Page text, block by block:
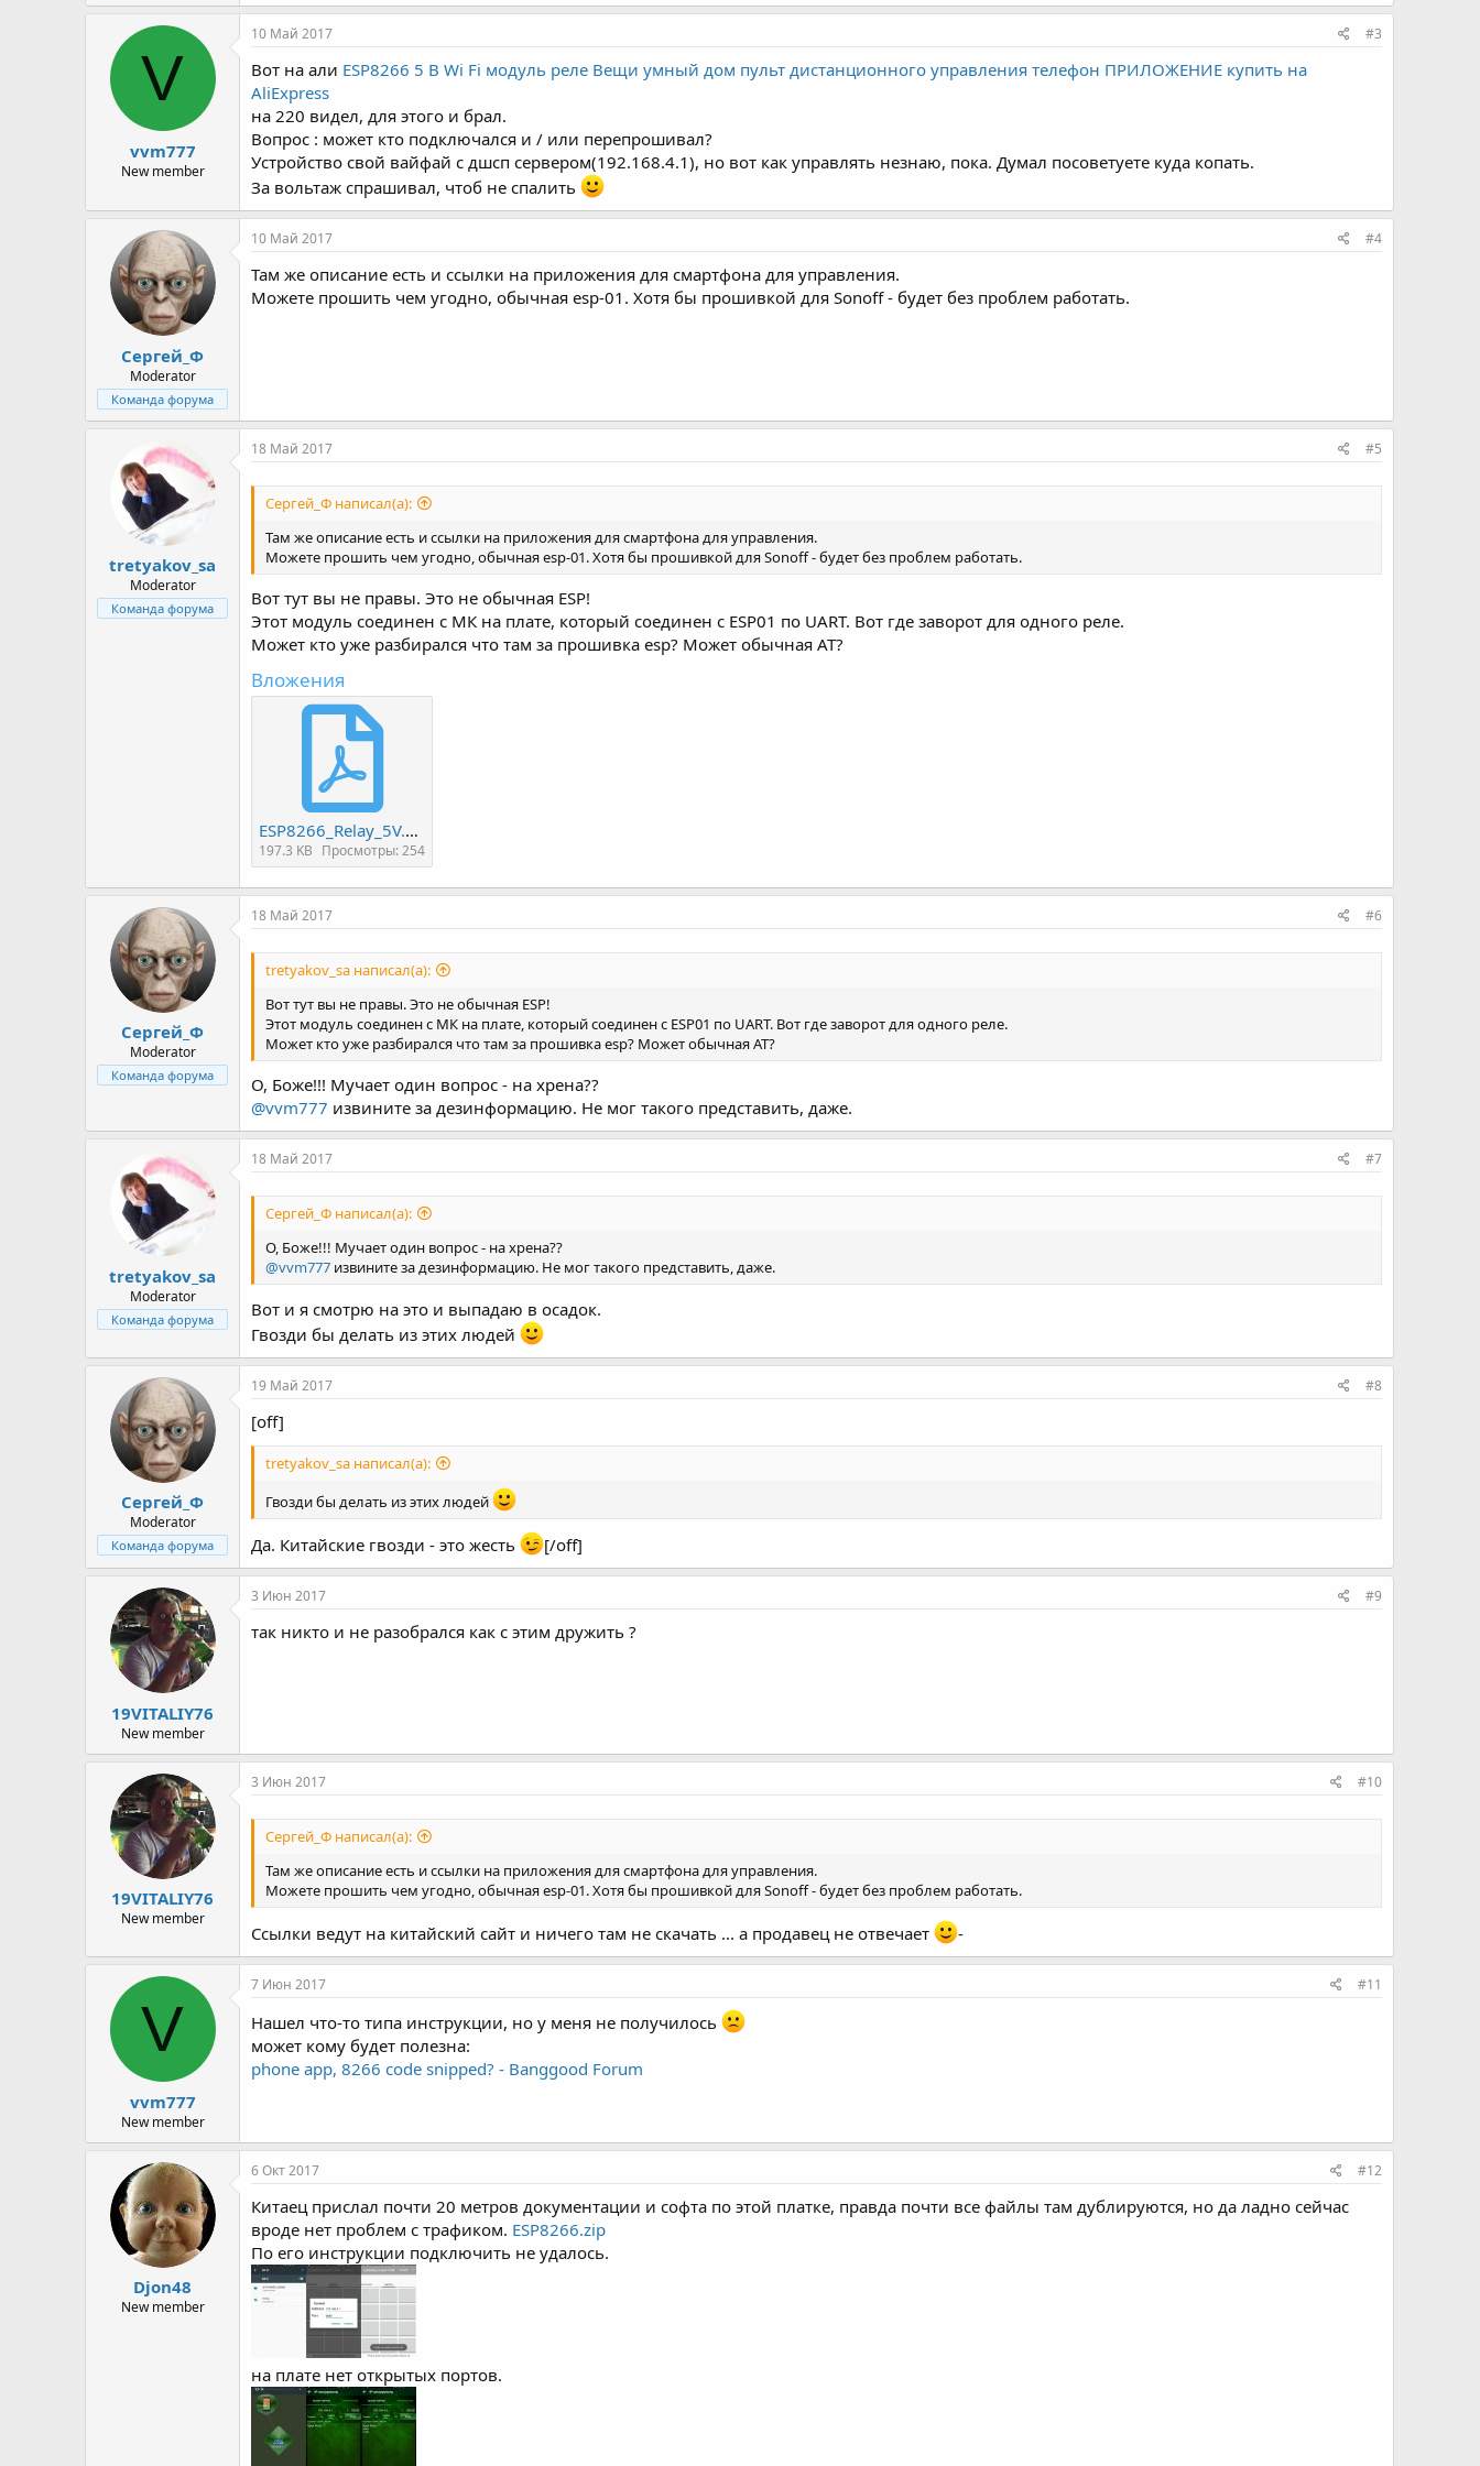
V
vvm777
New member
10 Май 2017 #3
Вот на али ESP8266 5 В Wi Fi модуль реле Вещи умный дом пульт дистанционного управления телефон ПРИЛОЖЕНИЕ купить на
AliExpress
на 220 видел, для этого и брал.
Вопрос : может кто подключался и / или перепрошивал?
Устройство свой вайфай с дшсп сервером(192.168.4.1), но вот как управлять незнаю, пока. Думал посоветуете куда копать.
За вольтаж спрашивал, чтоб не спалить
Сергей_Ф
Moderator
Команда форума
10 Май 2017 #4
Там же описание есть и ссылки на приложения для смартфона для управления.
Можете прошить чем угодно, обычная esp-01. Хотя бы прошивкой для Sonoff - будет без проблем работать.
tretyakov_sa
Moderator
Команда форума
18 Май 2017 #5
Сергей_Ф написал(а):
Там же описание есть и ссылки на приложения для смартфона для управления.
Можете прошить чем угодно, обычная esp-01. Хотя бы прошивкой для Sonoff - будет без проблем работать.
Вот тут вы не правы. Это не обычная ESP!
Этот модуль соединен с МК на плате, который соединен с ESP01 по UART. Вот где заворот для одного реле.
Может кто уже разбирался что там за прошивка esp? Может обычная AT?
Вложения
ESP8266_Relay_5V.pdf
197.3 KB Просмотры: 254
Сергей_Ф
Moderator
Команда форума
18 Май 2017 #6
tretyakov_sa написал(а):
Вот тут вы не правы. Это не обычная ESP!
Этот модуль соединен с МК на плате, который соединен с ESP01 по UART. Вот где заворот для одного реле.
Может кто уже разбирался что там за прошивка esp? Может обычная AT?
О, Боже!!! Мучает один вопрос - на хрена??
@vvm777 извините за дезинформацию. Не мог такого представить, даже.
tretyakov_sa
Moderator
Команда форума
18 Май 2017 #7
Сергей_Ф написал(а):
О, Боже!!! Мучает один вопрос - на хрена??
@vvm777 извините за дезинформацию. Не мог такого представить, даже.
Вот и я смотрю на это и выпадаю в осадок.
Гвозди бы делать из этих людей
Сергей_Ф
Moderator
Команда форума
19 Май 2017 #8
[off]
tretyakov_sa написал(а):
Гвозди бы делать из этих людей
Да. Китайские гвозди - это жесть [/off]
19VITALIY76
New member
3 Июн 2017 #9
так никто и не разобрался как с этим дружить ?
19VITALIY76
New member
3 Июн 2017 #10
Сергей_Ф написал(а):
Там же описание есть и ссылки на приложения для смартфона для управления.
Можете прошить чем угодно, обычная esp-01. Хотя бы прошивкой для Sonoff - будет без проблем работать.
Ссылки ведут на китайский сайт и ничего там не скачать ... а продавец не отвечает -
V
vvm777
New member
7 Июн 2017 #11
Нашел что-то типа инструкции, но у меня не получилось
может кому будет полезна:
phone app, 8266 code snipped? - Banggood Forum
Djon48
New member
6 Окт 2017 #12
Китаец прислал почти 20 метров документации и софта по этой платке, правда почти все файлы там дублируются, но да ладно сейчас
вроде нет проблем с трафиком. ESP8266.zip
По его инструкции подключить не удалось.
на плате нет открытых портов.